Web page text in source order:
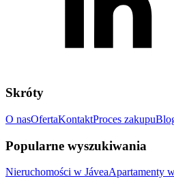
Skróty
O nasOfertaKontaktProces zakupu
Popularne wyszukiwania
Nieruchomości w JáveaApartamenty